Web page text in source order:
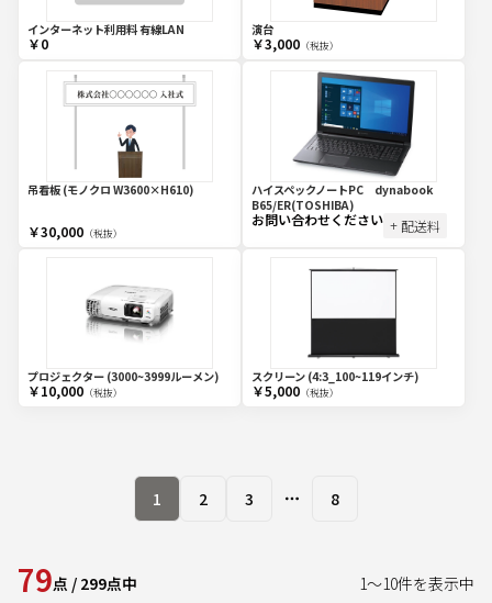
インターネット利用料 有線LAN
￥0
演台
￥3,000（税抜）
吊看板 (モノクロ W3600×H610)
￥30,000（税抜）
ハイスペックノートPC dynabook
B65/ER(TOSHIBA)
お問い合わせください + 配送料
プロジェクター (3000~3999ルーメン)
￥10,000（税抜）
スクリーン (4:3_100~119インチ)
￥5,000（税抜）
1 2 3 More pages
8
79点 / 299点中 1～10件を表示中